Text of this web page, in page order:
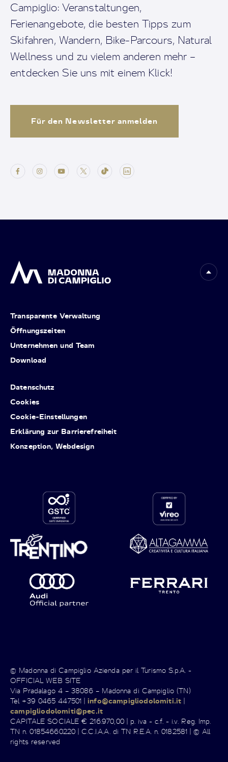
Campiglio: Veranstaltungen,
Ferienangebote, die besten Tipps zum
Skifahren, Wandern, Bike-Parcours, Natural
Wellness und zu vielem anderen mehr –
entdecken Sie uns mit einem Klick!
Für den Newsletter anmelden
Transparente Verwaltung
Öffnungszeiten
Unternehmen und Team
Download
Datenschutz
Cookies
Cookie-Einstellungen
Erklärung zur Barrierefreiheit
Konzeption, Webdesign
© Madonna di Campiglio Azienda per il Turismo S.p.A. -
OFFICIAL WEB SITE
Via Pradalago 4 – 38086 – Madonna di Campiglio (TN)
Tel +39 0465 447501 |info@campigliodolomiti.it |
campigliodolomiti@pec.it
CAPITALE SOCIALE € 216.970,00 | p. iva - c.f. - i.v. Reg. Imp.
TN n. 01854660220 | C.C.I.A.A. di TN R.E.A. n. 0182581 | © All
rights reserved